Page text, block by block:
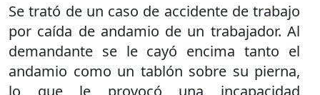
Se trató de un caso de accidente de trabajo
por caída de andamio de un trabajador. Al
demandante se le cayó encima tanto el
andamio como un tablón sobre su pierna,
lo que le provocó una incapacidad